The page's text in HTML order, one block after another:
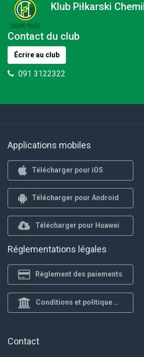
Klub Piłkarski
Contact du club
Écrire au club
091 3122322
Applications mobiles
Télécharger pour iOS
Télécharger pour Android
Télécharger pour Huawei
Réglementations légales
Règlement des paiements
Conditions et politique de confidentialité
Contact